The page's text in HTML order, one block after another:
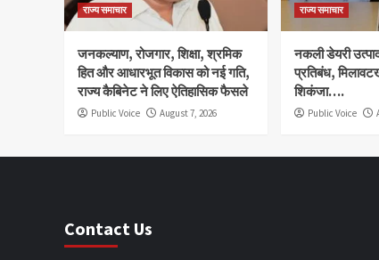
राज्य समाचार
जनकल्याण, रोजगार, शिक्षा, श्रमिक
हित और आधारभूत विकास को नई गति,
राज्य कैबिनेट ने लिए ऐतिहासिक फैसले
Public Voice August 7, 2026
राज्य समाचार
नकली डेयरी
प्रतिबंध,
शिकंजा….
Public Voice
Contact Us